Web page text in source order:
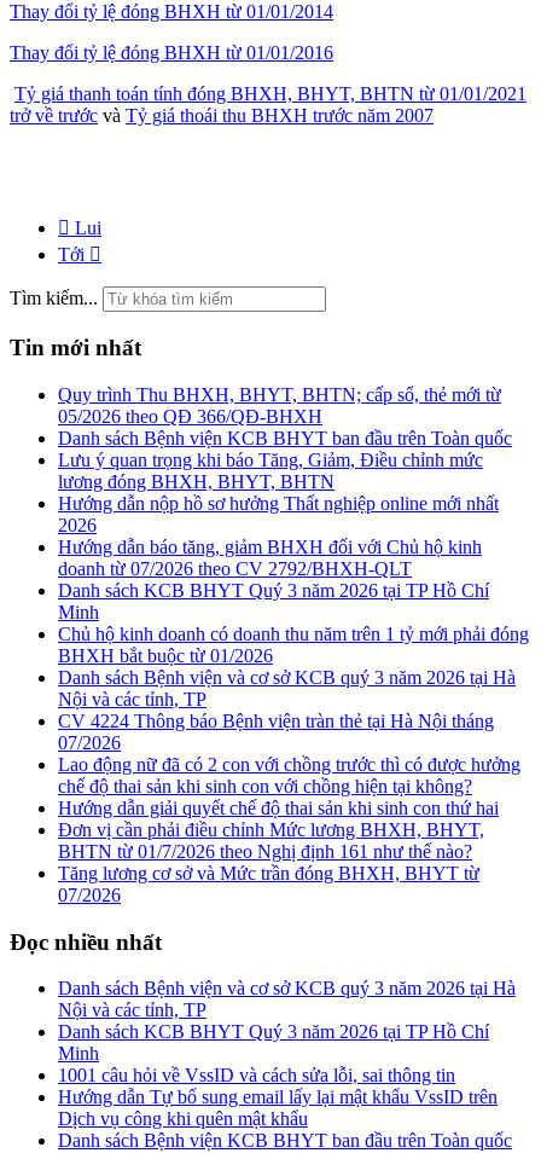
Thay đổi tỷ lệ đóng BHXH từ 01/01/2014
Thay đổi tỷ lệ đóng BHXH từ 01/01/2016
Tỷ giá thanh toán tính đóng BHXH, BHYT, BHTN từ 01/01/2021
trở về trước và Tỷ giá thoái thu BHXH trước năm 2007
Lui
Tới
Tìm kiếm...
Tin mới nhất
Quy trình Thu BHXH, BHYT, BHTN; cấp sổ, thẻ mới từ
05/2026 theo QĐ 366/QĐ-BHXH
Danh sách Bệnh viện KCB BHYT ban đầu trên Toàn quốc
Lưu ý quan trọng khi báo Tăng, Giảm, Điều chỉnh mức
lương đóng BHXH, BHYT, BHTN
Hướng dẫn nộp hồ sơ hưởng Thất nghiệp online mới nhất
2026
Hướng dẫn báo tăng, giảm BHXH đối với Chủ hộ kinh
doanh từ 07/2026 theo CV 2792/BHXH-QLT
Danh sách KCB BHYT Quý 3 năm 2026 tại TP Hồ Chí
Minh
Chủ hộ kinh doanh có doanh thu năm trên 1 tỷ mới phải đóng
BHXH bắt buộc từ 01/2026
Danh sách Bệnh viện và cơ sở KCB quý 3 năm 2026 tại Hà
Nội và các tỉnh, TP
CV 4224 Thông báo Bệnh viện tràn thẻ tại Hà Nội tháng
07/2026
Lao động nữ đã có 2 con với chồng trước thì có được hưởng
chế độ thai sản khi sinh con với chồng hiện tại không?
Hướng dẫn giải quyết chế độ thai sản khi sinh con thứ hai
Đơn vị cần phải điều chỉnh Mức lương BHXH, BHYT,
BHTN từ 01/7/2026 theo Nghị định 161 như thế nào?
Tăng lương cơ sở và Mức trần đóng BHXH, BHYT từ
07/2026
Đọc nhiều nhất
Danh sách Bệnh viện và cơ sở KCB quý 3 năm 2026 tại Hà
Nội và các tỉnh, TP
Danh sách KCB BHYT Quý 3 năm 2026 tại TP Hồ Chí
Minh
1001 câu hỏi về VssID và cách sửa lỗi, sai thông tin
Hướng dẫn Tự bổ sung email lấy lại mật khẩu VssID trên
Dịch vụ công khi quên mật khẩu
Danh sách Bệnh viện KCB BHYT ban đầu trên Toàn quốc